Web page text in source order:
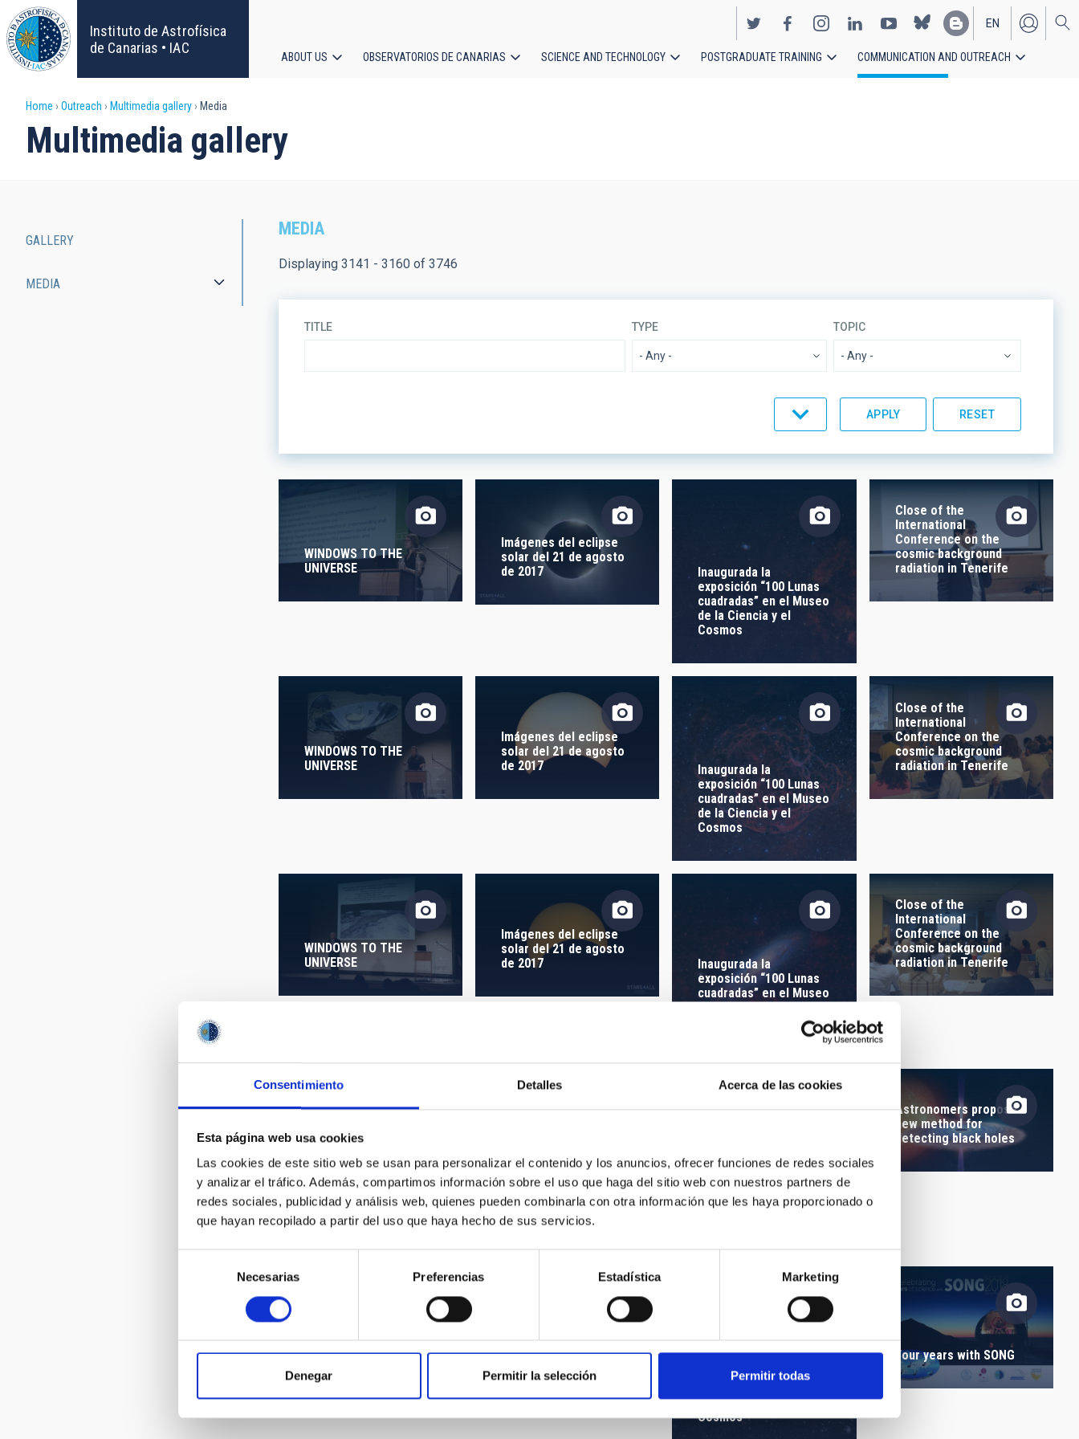
Consentimiento Detalles Acerca de las cookies
Esta página web usa cookies
Las cookies de este sitio web se usan para personalizar el contenido y los anuncios, ofrecer funciones de redes sociales
y analizar el tráfico. Además, compartimos información sobre el uso que haga del sitio web con nuestros partners de
redes sociales, publicidad y análisis web, quienes pueden combinarla con otra información que les haya proporcionado o
que hayan recopilado a partir del uso que haya hecho de sus servicios.
consentimiento
Necesarias Preferencias Estadística Marketing
Denegar Permitir la selección Permitir todas
Skip
to
main
content
Instituto de Astrofísica
de Canarias • IAC
EN
ES
ABOUT US OBSERVATORIOS DE CANARIAS SCIENCE AND TECHNOLOGY POSTGRADUATE TRAINING COMMUNICATION AND OUTREACH
Breadcrumb
Home Outreach Multimedia gallery Media
Multimedia gallery
MEDIA
Displaying 3141 - 3160 of 3746
TITLE TYPE TOPIC
- Any -
INSTALLATION
AUTHORED ON SORT BY ORDER
WINDOWS TO THE
UNIVERSE
Imágenes del eclipse
solar del 21 de agosto
de 2017
Inaugurada la
exposición “100 Lunas
cuadradas” en el Museo
de la Ciencia y el
Cosmos
Close of the
International
Conference on the
cosmic background
radiation in Tenerife
WINDOWS TO THE
UNIVERSE
Imágenes del eclipse
solar del 21 de agosto
de 2017
Inaugurada la
exposición “100 Lunas
cuadradas” en el Museo
de la Ciencia y el
Cosmos
Close of the
International
Conference on the
cosmic background
radiation in Tenerife
WINDOWS TO THE
UNIVERSE
Imágenes del eclipse
solar del 21 de agosto
de 2017
Inaugurada la
exposición “100 Lunas
cuadradas” en el Museo
Close of the
International
Conference on the
cosmic background
radiation in Tenerife
WINDOWS TO THE
UNIVERSE
de 2017
Inaugurada la
exposición “100 Lunas
cuadradas” en el Museo
de la Ciencia y el
Astronomers propose a
new method for
detecting black holes
WINDOWS TO THE
UNIVERSE
Imágenes del eclipse
solar del 21 de agosto
de 2017
exposición “100 Lunas
de la Ciencia y el
Cosmos
Four years with SONG
navigation
GALLERY
MEDIA